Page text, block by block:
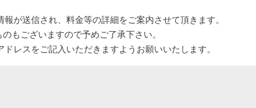
が送信され、料金等の詳細をご案内させて頂きます。
もございますので予めご了承下さい。
レスをご記入いただきますようお願いいたします。